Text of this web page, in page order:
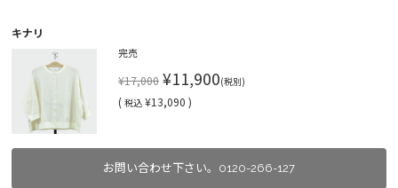
キナリ
完売
¥17,000 ¥11,900(税別)
( 税込 ¥13,090 )
お問い合わせ下さい。0120-266-127